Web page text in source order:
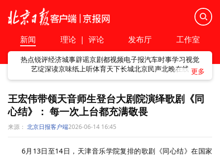
新闻 理论 | 评论 发布厅 工作室
热点锐评经济城事辟谣京剧都视频电子报汽车时事学习视觉
艺绽深读京味纸上听体育天下长城北京民声北晚在线
王宏伟带领天音师生登台大剧院演绎歌剧《同
心结》： 每一次上台都充满敬畏
来源： 北京日报客户端2026-06-14 16:45
6月13日至14日，天津音乐学院复排的歌剧《同心结》在国家